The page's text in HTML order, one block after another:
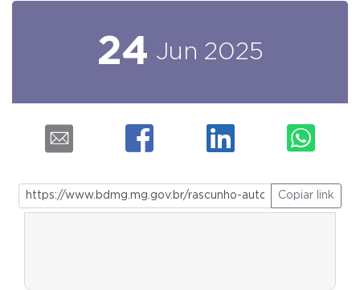
24 Jun 2025
Copiar link